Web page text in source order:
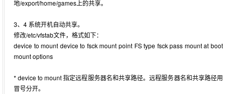
地/export/home/games上的共享。
3、4 系统开机自动共享。
修改/etc/vfstab文件，格式如下：
device to mount device to fsck mount point FS type fsck pass mount at boot
mount options
* device to mount 指定远程服务器名和共享路径。远程服务器名和共享路径用
冒号分开。